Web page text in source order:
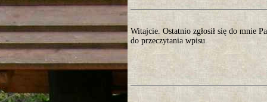
Witajcie. Ostatnio zgłosił się do mnie
do przeczytania wpisu.